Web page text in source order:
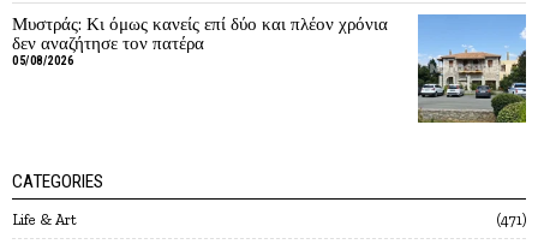
Μυστράς: Κι όμως κανείς επί δύο και πλέον χρόνια
δεν αναζήτησε τον πατέρα
05/08/2026
CATEGORIES
Life & Art 471